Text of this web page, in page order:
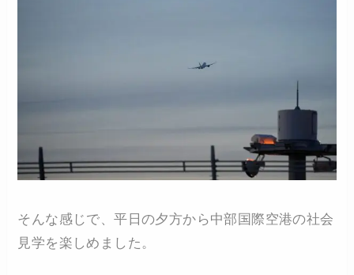
そんな感じで、平日の夕方から中部国際空港の社会
見学を楽しめました。